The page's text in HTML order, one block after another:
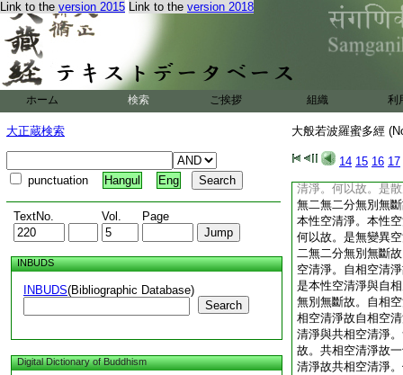
Link to the version 2015 Link to the version 2018
ホーム 検索 ご挨拶 組織 利
大正蔵検索
punctuation Hangul Eng
TextNo. Vol. Page
INBUDS
INBUDS(Bibliographic Database)
Search
Digital Dictionary of Buddhism
大般若波羅蜜多經
14 15 16 17
空清淨。何以故。
淨。無二無二分無
畢竟空清淨。畢竟
以故。是無爲空清
淨。無際空清淨故
畢竟空清淨與無際
別無斷故。無際空
淨故無際空清淨。
散空清淨。無二無
清淨。何以故。是
無二無二分無別無
本性空清淨。本性
何以故。是無變異
二無二分無別無斷
空清淨。自相空清
是本性空清淨與自
無別無斷故。自相
相空清淨故自相空
清淨與共相空清淨
故。共相空清淨故
清淨故共相空清淨